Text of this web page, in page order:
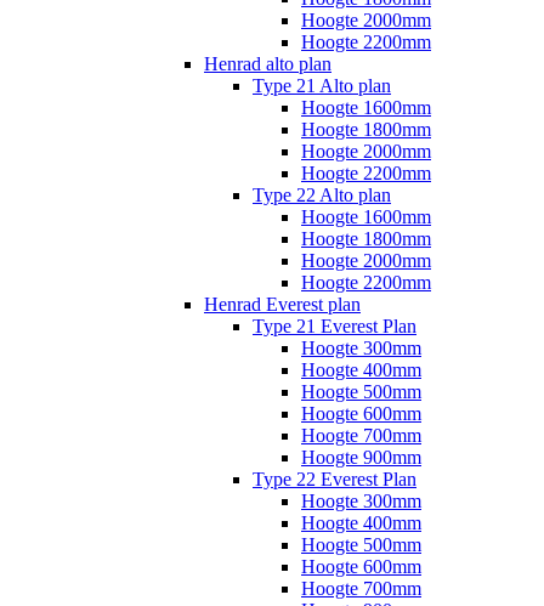
Hoogte 2000mm
Hoogte 2200mm
Henrad alto plan
Type 21 Alto plan
Hoogte 1600mm
Hoogte 1800mm
Hoogte 2000mm
Hoogte 2200mm
Type 22 Alto plan
Hoogte 1600mm
Hoogte 1800mm
Hoogte 2000mm
Hoogte 2200mm
Henrad Everest plan
Type 21 Everest Plan
Hoogte 300mm
Hoogte 400mm
Hoogte 500mm
Hoogte 600mm
Hoogte 700mm
Hoogte 900mm
Type 22 Everest Plan
Hoogte 300mm
Hoogte 400mm
Hoogte 500mm
Hoogte 600mm
Hoogte 700mm